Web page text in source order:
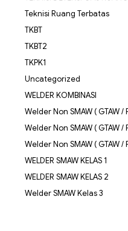
Teknisi Ruang Terbatas
TKBT
TKBT2
TKPK1
Uncategorized
WELDER KOMBINASI
Welder Non SMAW ( GTAW /
Welder Non SMAW ( GTAW /
Welder Non SMAW ( GTAW /
WELDER SMAW KELAS 1
WELDER SMAW KELAS 2
Welder SMAW Kelas 3